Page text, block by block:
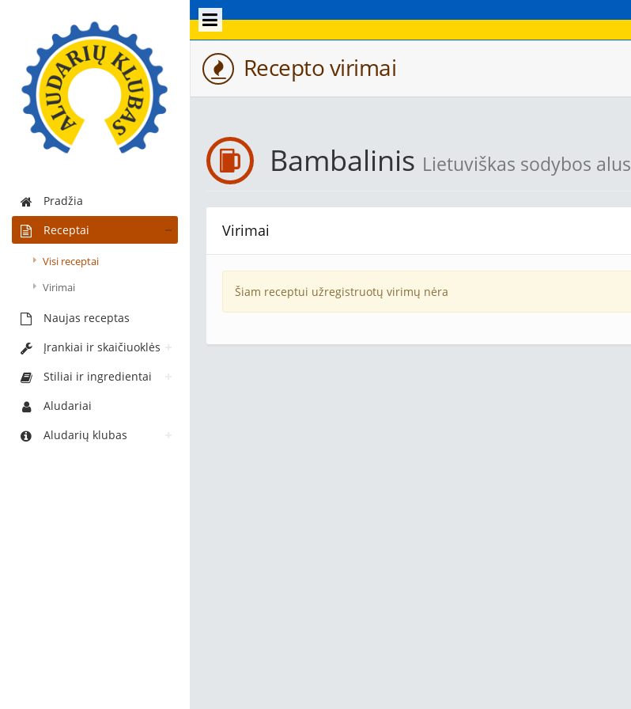
Pradžia
Receptai
Visi receptai
Virimai
Naujas receptas
Įrankiai ir skaičiuoklės
Stiliai ir ingredientai
Aludariai
Aludarių klubas
Recepto virimai
Bambalinis Lietuviškas sodybos alus
Virimai
Šiam receptui užregistruotų virimų nėra